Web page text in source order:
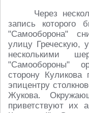
Через
запись которого
"Самооборона"
улицу Греческую,
несколькими
"Самообороны"
сторону Куликова
эпицентру
Жукова.
приветствуют их